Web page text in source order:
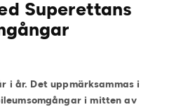
Superettans
i år. Det uppmärksammas i
i mitten av